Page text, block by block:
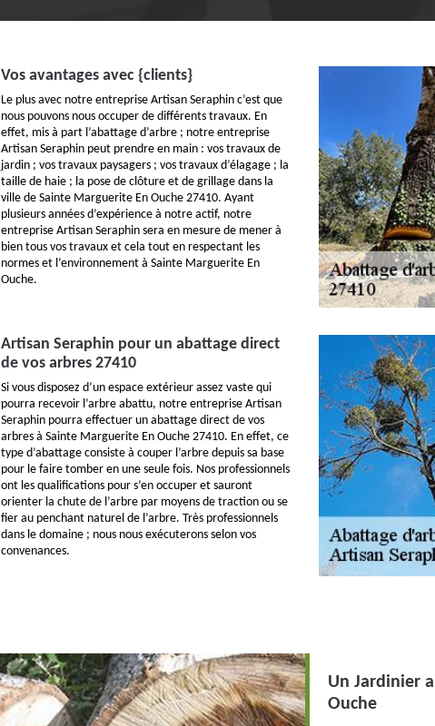
Vos avantages avec {clients}
Le plus avec notre entreprise Artisan Seraphin c’est que
nous pouvons nous occuper de différents travaux. En
effet, mis à part l’abattage d’arbre ; notre entreprise
Artisan Seraphin peut prendre en main : vos travaux de
jardin ; vos travaux paysagers ; vos travaux d’élagage ; la
taille de haie ; la pose de clôture et de grillage dans la
ville de Sainte Marguerite En Ouche 27410. Ayant
plusieurs années d’expérience à notre actif, notre
entreprise Artisan Seraphin sera en mesure de mener à
bien tous vos travaux et cela tout en respectant les
normes et l’environnement à Sainte Marguerite En
Ouche.
Artisan Seraphin pour un abattage direct
de vos arbres 27410
Si vous disposez d’un espace extérieur assez vaste qui
pourra recevoir l’arbre abattu, notre entreprise Artisan
Seraphin pourra effectuer un abattage direct de vos
arbres à Sainte Marguerite En Ouche 27410. En effet, ce
type d’abattage consiste à couper l’arbre depuis sa base
pour le faire tomber en une seule fois. Nos professionnels
ont les qualifications pour s’en occuper et sauront
orienter la chute de l’arbre par moyens de traction ou se
fier au penchant naturel de l’arbre. Très professionnels
dans le domaine ; nous nous exécuterons selon vos
convenances.
Un Jardinier
Ouche